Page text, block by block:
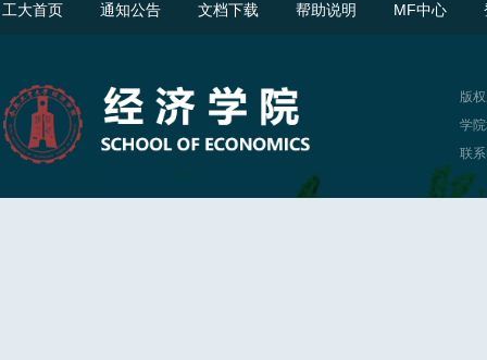
工大首页 通知公告 文档下载 帮助说明 MF中心
版
学
联